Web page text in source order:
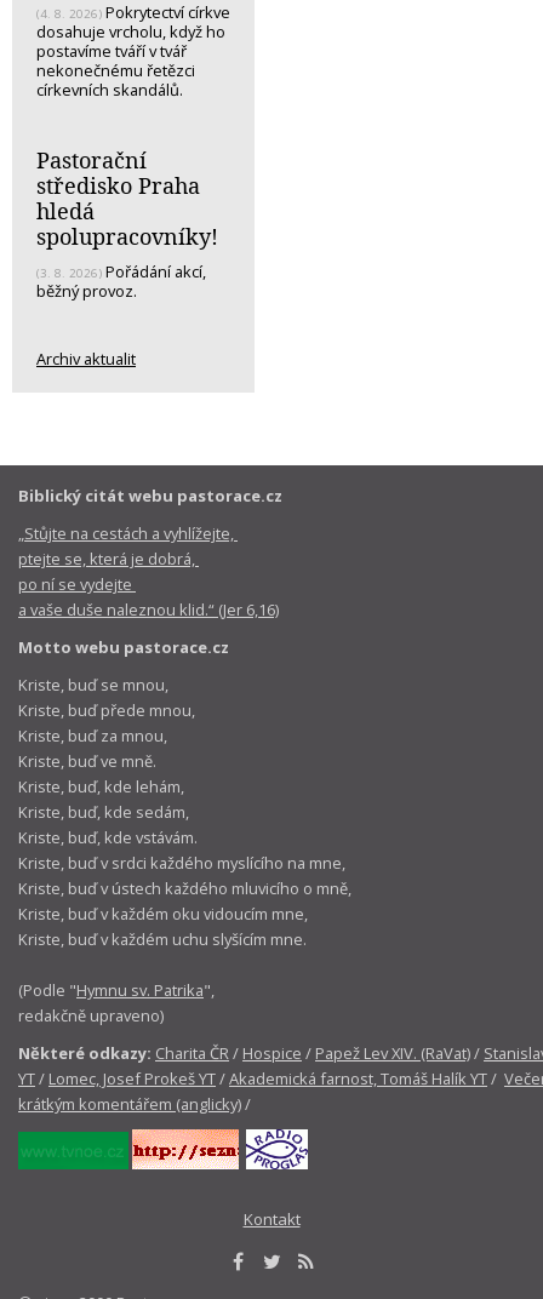
(4. 8. 2026) Pokrytectví církve
dosahuje vrcholu, když ho
postavíme tváří v tvář
nekonečnému řetězci
církevních skandálů.
Pastorační
středisko Praha
hledá
spolupracovníky!
(3. 8. 2026) Pořádání akcí,
běžný provoz.
Archiv aktualit
Biblický citát webu pastorace.cz
„Stůjte na cestách a vyhlížejte,
ptejte se, která je dobrá,
po ní se vydejte
a vaše duše naleznou klid.“ (Jer 6,16)
Motto webu pastorace.cz
Kriste, buď se mnou,
Kriste, buď přede mnou,
Kriste, buď za mnou,
Kriste, buď ve mně.
Kriste, buď, kde lehám,
Kriste, buď, kde sedám,
Kriste, buď, kde vstávám.
Kriste, buď v srdci každého myslícího na mne,
Kriste, buď v ústech každého mluvicího o mně,
Kriste, buď v každém oku vidoucím mne,
Kriste, buď v každém uchu slyšícím mne.
(Podle "Hymnu sv. Patrika",
redakčně upraveno)
Některé odkazy: Charita ČR/ Hospice / Papež Lev XIV. (RaVat)/
YT/ Lomec, Josef Prokeš YT/Akademická farnost, Tomáš Halík YT/
krátkým komentářem (anglicky)/
Kontakt